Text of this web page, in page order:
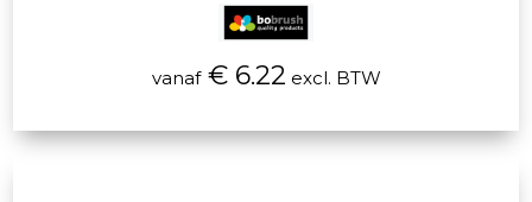
vanaf€ 6.22 excl. BTW